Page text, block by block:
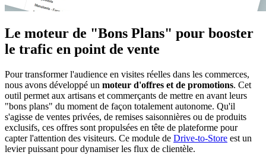
Le moteur de "Bons Plans" pour booster
le trafic en point de vente
Pour transformer l'audience en visites réelles dans les commerces,
nous avons développé un moteur d'offres et de promotions. Cet
outil permet aux artisans et commerçants de mettre en avant leurs
"bons plans" du moment de façon totalement autonome. Qu'il
s'agisse de ventes privées, de remises saisonnières ou de produits
exclusifs, ces offres sont propulsées en tête de plateforme pour
capter l'attention des visiteurs. Ce module de Drive-to-Store est un
levier puissant pour dynamiser les flux de clientèle.